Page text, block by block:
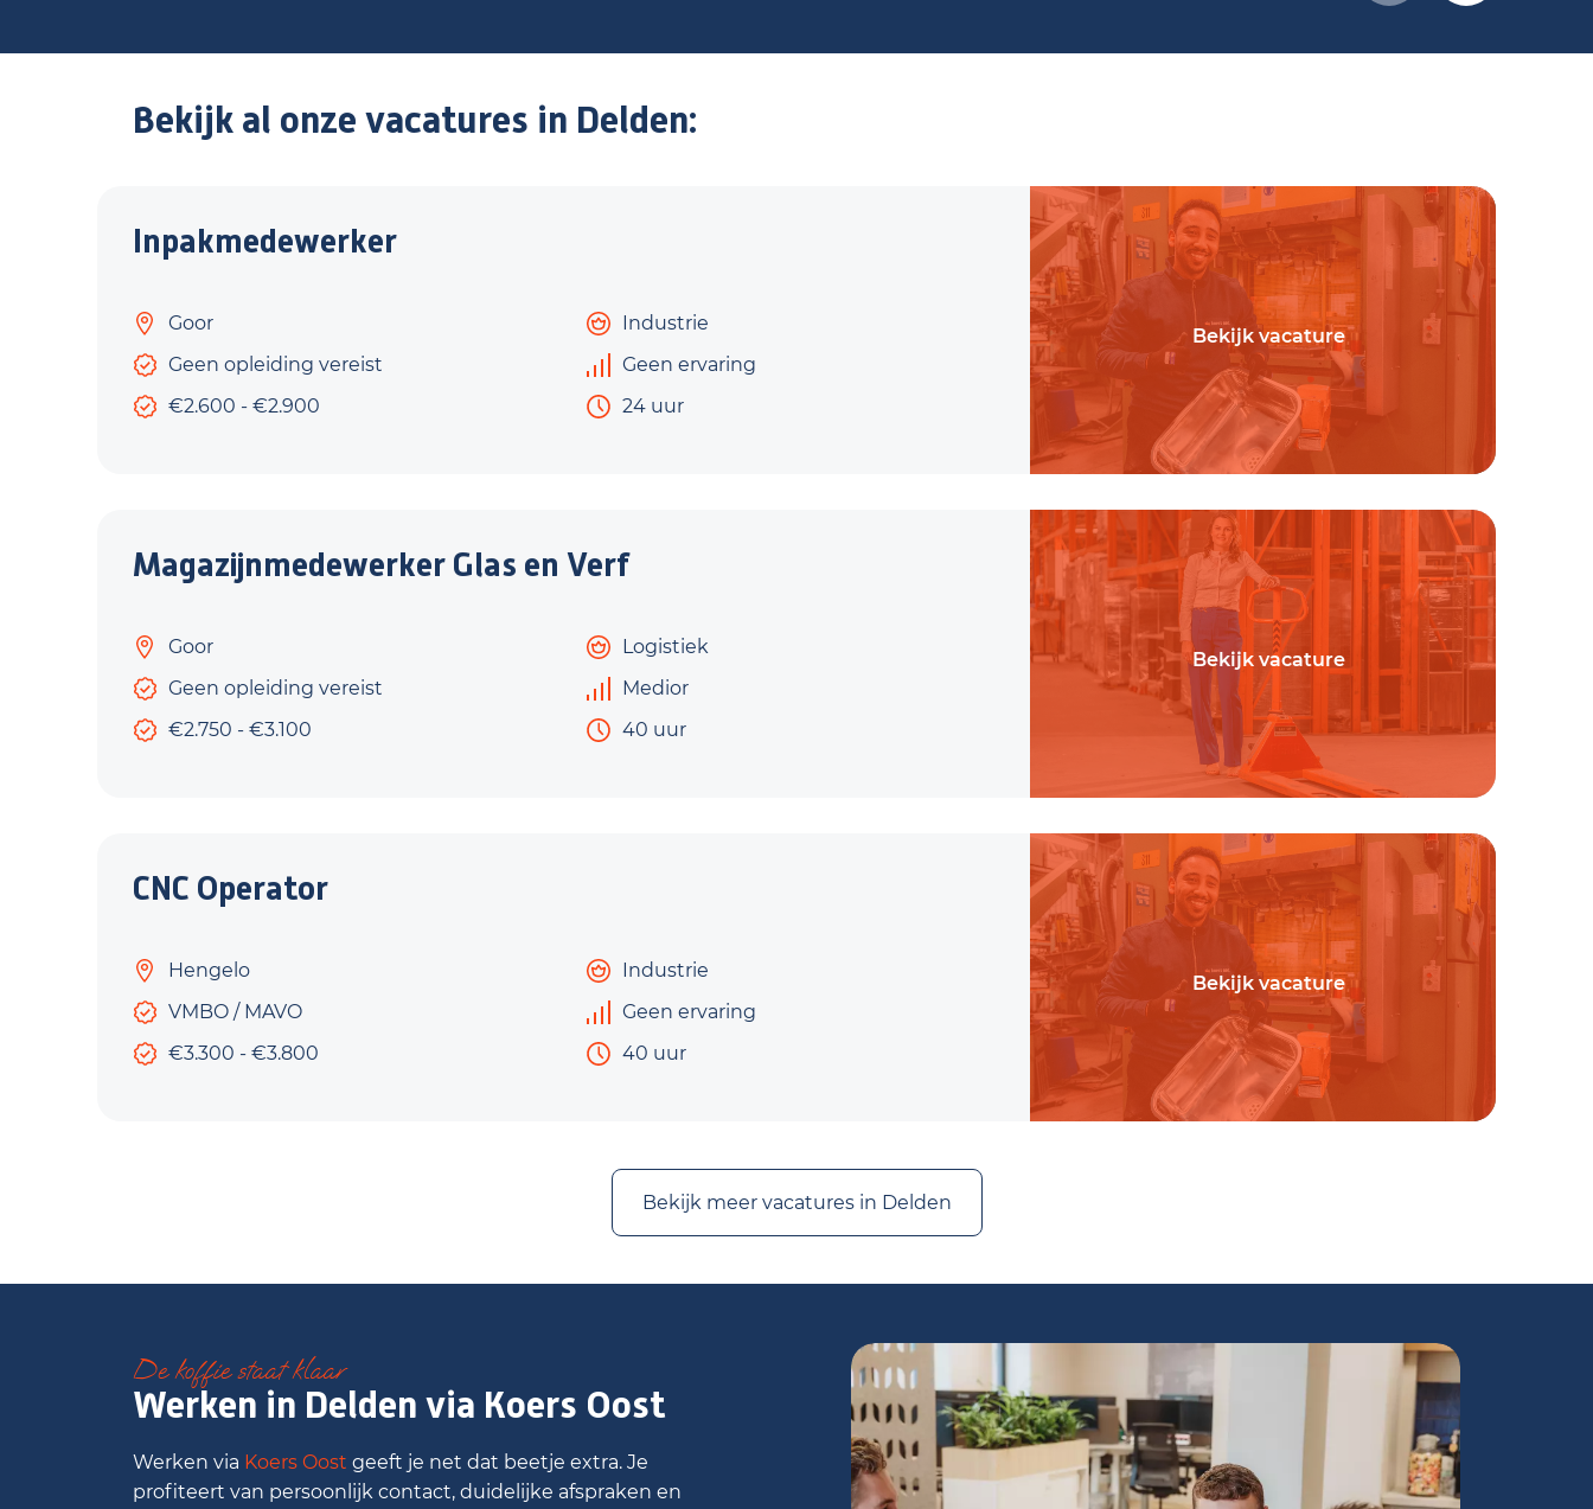
Bekijk al onze vacatures in Delden:
Inpakmedewerker
Goor
Industrie
Geen opleiding vereist
Geen ervaring
€2.600 - €2.900
24 uur
Bekijk vacature
Magazijnmedewerker Glas en Verf
Goor
Logistiek
Geen opleiding vereist
Medior
€2.750 - €3.100
40 uur
Bekijk vacature
CNC Operator
Hengelo
Industrie
VMBO / MAVO
Geen ervaring
€3.300 - €3.800
40 uur
Bekijk vacature
Bekijk meer vacatures in Delden
De koffie staat klaar
Werken in Delden via Koers Oost
Werken via Koers Oost geeft je net dat beetje extra. Je
profiteert van persoonlijk contact, duidelijke afspraken en